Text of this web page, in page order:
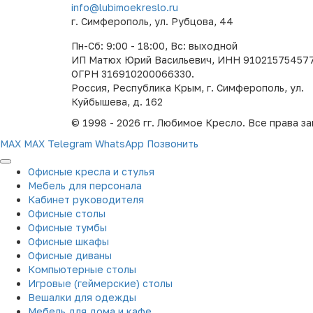
info@lubimoekreslo.ru
г. Симферополь, ул. Рубцова, 44
Пн-Сб: 9:00 - 18:00, Вс: выходной
ИП Матюх Юрий Васильевич, ИНН
ОГРН 316910200066330.
Россия, Республика Крым, г. Симферополь, ул.
Куйбышева, д. 162
© 1998 - 2026 гг. Любимое Кресло. Все права
MAX MAX Telegram WhatsApp Позвонить
Офисные кресла и стулья
Мебель для персонала
Кабинет руководителя
Офисные столы
Офисные тумбы
Офисные шкафы
Офисные диваны
Компьютерные столы
Игровые (геймерские) столы
Вешалки для одежды